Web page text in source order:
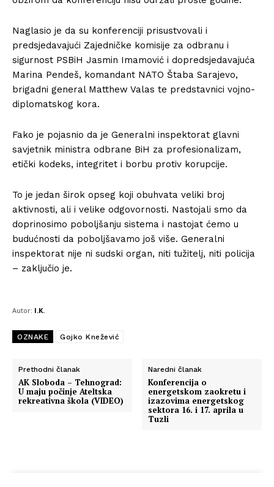
Kontakt
Impressum
Naglasio je da su konferenciji prisustvovali i
predsjedavajući Zajedničke komisije za odbranu i
sigurnost PSBiH Jasmin Imamović i dopredsjedavajuća
Marina Pendeš, komandant NATO Štaba Sarajevo,
brigadni general Matthew Valas te predstavnici vojno-
diplomatskog kora.
Fako je pojasnio da je Generalni inspektorat glavni
savjetnik ministra odbrane BiH za profesionalizam,
etički kodeks, integritet i borbu protiv korupcije.
To je jedan širok opseg koji obuhvata veliki broj
aktivnosti, ali i velike odgovornosti. Nastojali smo da
doprinosimo poboljšanju sistema i nastojat ćemo u
budućnosti da poboljšavamo još više. Generalni
inspektorat nije ni sudski organ, niti tužitelj, niti policija
– zaključio je.
Autor: I.K.
OZNAKE Gojko Knežević
Prethodni članak
AK Sloboda – Tehnograd:
U maju počinje Ateltska
rekreativna škola (VIDEO)
Naredni članak
Konferencija o
energetskom zaokretu i
izazovima energetskog
sektora 16. i 17. aprila u
Tuzli